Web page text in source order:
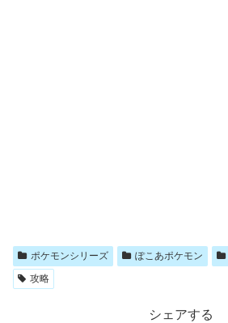
ポケモンシリーズ ぽこあポケモン
攻略
シェアする